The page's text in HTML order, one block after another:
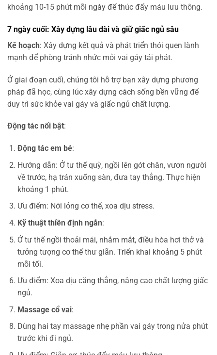
khoảng 10-15 phút mỗi ngày để thúc đẩy máu lưu thông.
7 ngày cuối: Xây dựng lâu dài và giữ giấc ngủ sâu
Kế hoạch: Xây dựng kết quả và phát triển thói quen lành
mạnh để phòng tránh nhức mỏi vai gáy tái phát.
Ở giai đoạn cuối, chúng tôi hỗ trợ bạn xây dựng phương
pháp đã học, cùng lúc xây dựng cách sống bền vững để
duy trì sức khỏe vai gáy và giấc ngủ chất lượng.
Động tác nổi bật:
Động tác em bé:
Hướng dẫn: Ở tư thế quỳ, ngồi lên gót chân, vươn người
về trước, hạ trán xuống sàn, đưa tay thẳng. Thực hiện
khoảng 1 phút.
Ưu điểm: Nới lỏng cơ thể, xoa dịu stress.
Kỹ thuật thiền định ngắn:
Ở tư thế ngồi thoải mái, nhắm mắt, điều hòa hơi thở và
tưởng tượng cơ thể thư giãn. Triển khai khoảng 5 phút
mỗi tối.
Ưu điểm: Xoa dịu căng thẳng, nâng cao chất lượng giấc
ngủ.
Massage cổ vai:
Dùng hai tay massage nhẹ phần vai gáy trong nửa phút
trước khi đi ngủ.